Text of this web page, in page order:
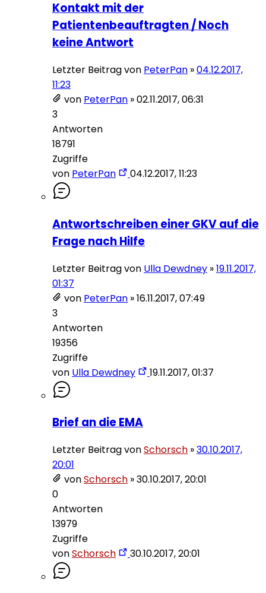
Kontakt mit der
Patientenbeauftragten / Noch
keine Antwort
Letzter Beitrag von PeterPan »04.12.2017,
11:23
von PeterPan »02.11.2017, 06:31
3
Antworten
18791
Zugriffe
von PeterPan 04.12.2017, 11:23
Antwortschreiben einer GKV auf die
Frage nach Hilfe
Letzter Beitrag von Ulla Dewdney »19.11.2017,
01:37
von PeterPan »16.11.2017, 07:49
3
Antworten
19356
Zugriffe
von Ulla Dewdney 19.11.2017, 01:37
Brief an die EMA
Letzter Beitrag vonSchorsch »30.10.2017,
20:01
vonSchorsch »30.10.2017, 20:01
0
Antworten
13979
Zugriffe
vonSchorsch 30.10.2017, 20:01